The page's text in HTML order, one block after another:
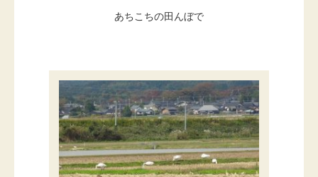
あちこちの田んぼで